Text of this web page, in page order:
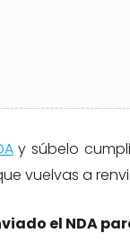
y súbelo
vuelvas a
el NDA